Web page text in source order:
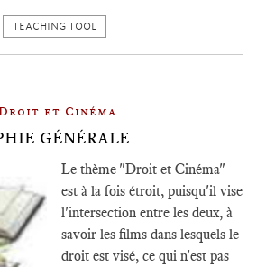
TEACHING TOOL
et Cinéma
GÉNÉRALE
Le thème "Droit et Cinéma"
est à la fois étroit, puisqu'il vise
l'intersection entre les deux, à
savoir les films dans lesquels le
droit est visé, ce qui n'est pas